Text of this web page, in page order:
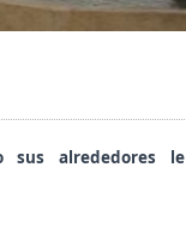
alrededores le